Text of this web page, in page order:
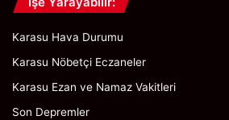
y
o
Karasu Hava Durumu
Karasu Nöbetçi Eczaneler
Karasu Ezan ve Namaz Vakitleri
Son Depremler